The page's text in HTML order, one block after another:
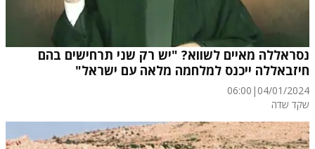
נסראללה מאיים לשווא? "יש רק שני תרחישים בהם
חיזבאללה ייכנס למלחמה מלאה עם ישראל"
04/01/2024
|
06:00
שקד שדה